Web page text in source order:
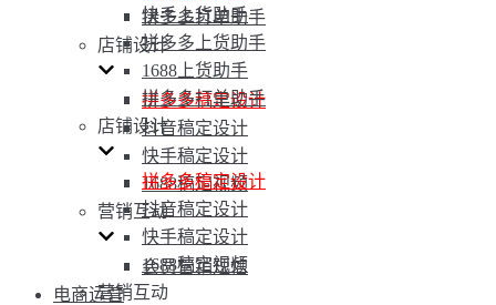
拼多多打单助手
店铺设计
拼多多稿定设计
抖音稿定设计
快手稿定设计
1688稿定视频
营销互动
会员营销短信
电商运营
快手上货助手
拼多多上货助手
1688上货助手
拼多多打单助手
店铺设计
拼多多稿定设计
抖音稿定设计
快手稿定设计
1688稿定视频
营销互动